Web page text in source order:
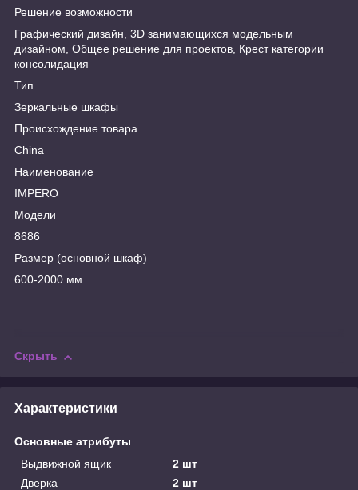
Решение возможности
Графический дизайн, 3D занимающихся модельным
дизайном, Общее решение для проектов, Крест категории
консолидация
Тип
Зеркальные шкафы
Происхождение товара
China
Наименование
IMPERO
Модели
8686
Размер (основной шкаф)
600-2000 мм
Скрыть
Характеристики
Основные атрибуты
Выдвижной ящик
2 шт
Дверка
2 шт